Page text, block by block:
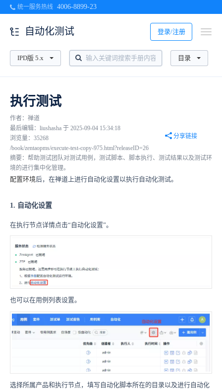
统一服务热线 4006-8899-23
登录/注册
自动化测试
IPD版 5.x 目录
执行测试
作者：禅道
最后编辑：liushasha 于 2025-09-04 15:34:18
浏览量：35268
分享链接
/book/zentaopms/execute-test-copy-975.html?releaseID=26
摘要：帮助测试团队对测试用例，测试脚本、脚本执行、测试结果以及测试环
境的进行集中化管理。
配置环境后，在禅道上进行自动化设置以执行自动化测试。
1. 自动化设置
在执行节点详情点击“自动化设置”。
也可以在用例列表设置。
选择所属产品和执行节点，填写自动化脚本所在的目录以及进行自动化